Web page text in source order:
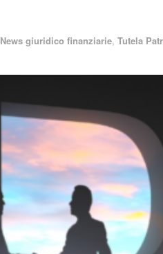
News giuridico finanziarie, Tutela